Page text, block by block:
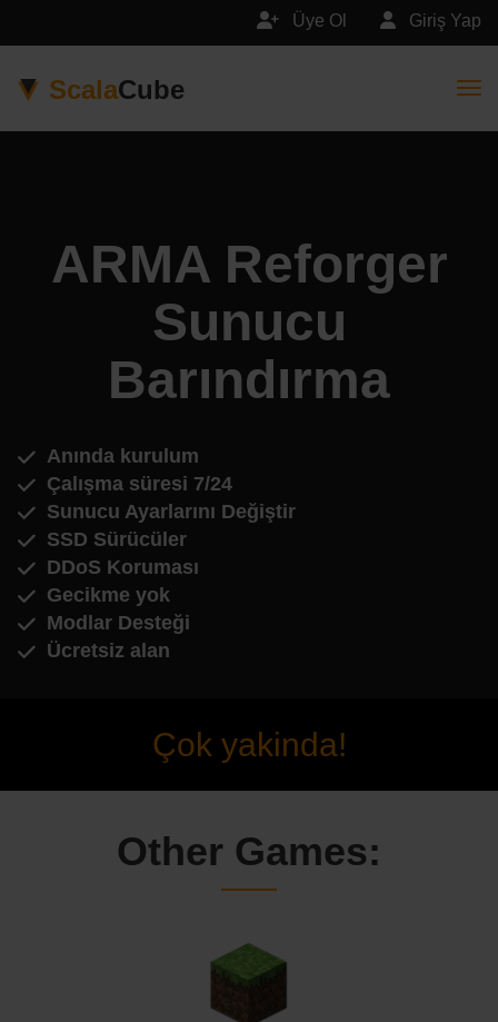
Giriş Yap
Üye Ol
ScalaCube
ARMA Reforger
Sunucu
Barındırma
Anında kurulum
Çalışma süresi 7/24
Sunucu Ayarlarını Değiştir
SSD Sürücüler
DDoS Koruması
Gecikme yok
Modlar Desteği
Ücretsiz alan
Çok yakinda!
Other Games: